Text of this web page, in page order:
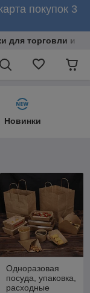
покупок 3
для торговли и
Новинки
Одноразовая
посуда, упаковка,
расходные